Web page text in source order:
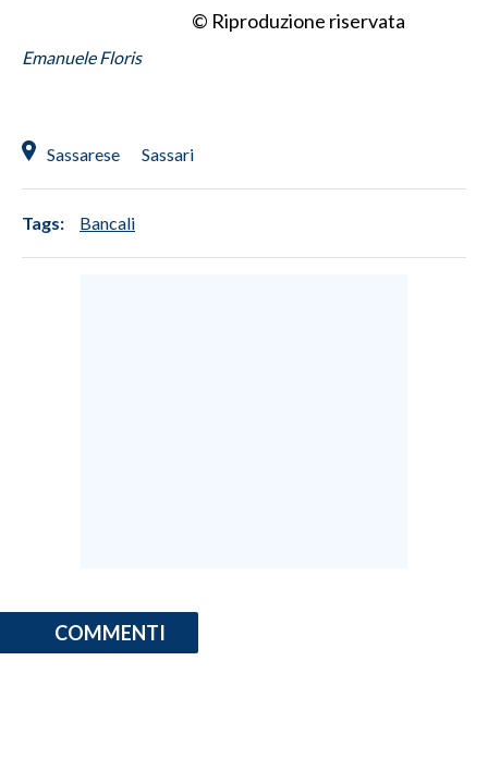
© Riproduzione riservata
Emanuele Floris
Sassarese Sassari
Tags: Bancali
COMMENTI